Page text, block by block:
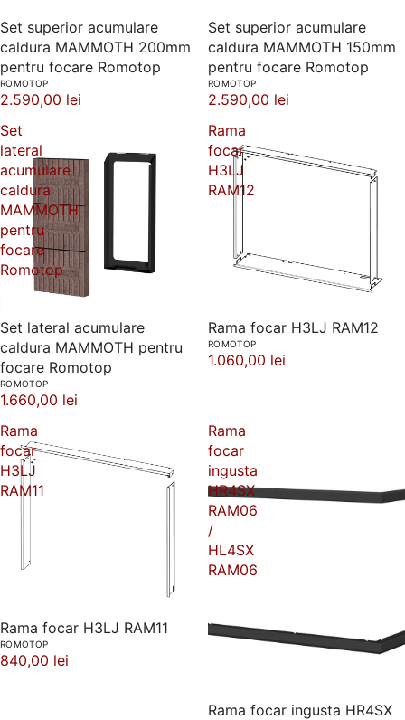
Set superior acumulare
caldura MAMMOTH 200mm
pentru focare Romotop
ROMOTOP
2.590,00 lei
Set superior acumulare
caldura MAMMOTH 150mm
pentru focare Romotop
ROMOTOP
2.590,00 lei
Set
lateral
acumulare
caldura
MAMMOTH
pentru
focare
Romotop
Set lateral acumulare
caldura MAMMOTH pentru
focare Romotop
ROMOTOP
1.660,00 lei
Rama
focar
H3LJ
RAM12
Rama focar H3LJ RAM12
ROMOTOP
1.060,00 lei
Rama
focar
H3LJ
RAM11
Rama focar H3LJ RAM11
ROMOTOP
840,00 lei
Rama
focar
ingusta
HR4SX
RAM06
/
HL4SX
RAM06
Rama focar ingusta HR4SX